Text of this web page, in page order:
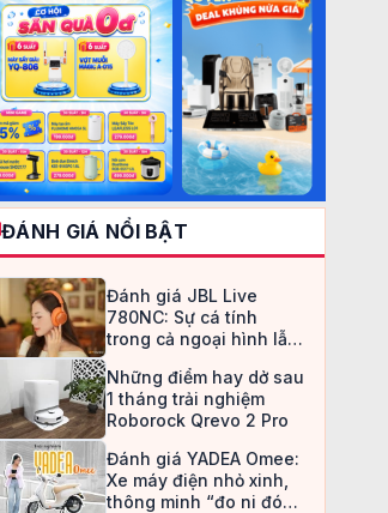
ĐÁNH GIÁ NỔI BẬT
Đánh giá JBL Live
780NC: Sự cá tính
trong cả ngoại hình lẫn
Những điểm hay dở sau
1 tháng trải nghiệm
Roborock Qrevo 2 Pro
Đánh giá YADEA Omee:
Xe máy điện nhỏ xinh,
thông minh “đo ni đóng